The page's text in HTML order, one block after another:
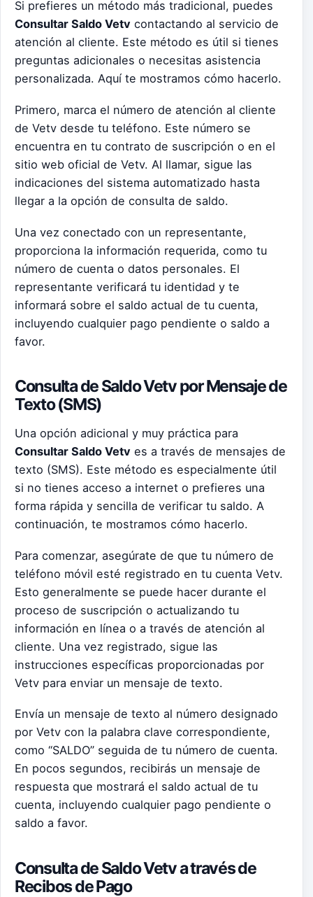
Si prefieres un método más tradicional, puedes
Consultar Saldo Vetv contactando al servicio de
atención al cliente. Este método es útil si tienes
preguntas adicionales o necesitas asistencia
personalizada. Aquí te mostramos cómo hacerlo.
Primero, marca el número de atención al cliente
de Vetv desde tu teléfono. Este número se
encuentra en tu contrato de suscripción o en el
sitio web oficial de Vetv. Al llamar, sigue las
indicaciones del sistema automatizado hasta
llegar a la opción de consulta de saldo.
Una vez conectado con un representante,
proporciona la información requerida, como tu
número de cuenta o datos personales. El
representante verificará tu identidad y te
informará sobre el saldo actual de tu cuenta,
incluyendo cualquier pago pendiente o saldo a
favor.
Consulta de Saldo Vetv por Mensaje de
Texto (SMS)
Una opción adicional y muy práctica para
Consultar Saldo Vetv es a través de mensajes de
texto (SMS). Este método es especialmente útil
si no tienes acceso a internet o prefieres una
forma rápida y sencilla de verificar tu saldo. A
continuación, te mostramos cómo hacerlo.
Para comenzar, asegúrate de que tu número de
teléfono móvil esté registrado en tu cuenta Vetv.
Esto generalmente se puede hacer durante el
proceso de suscripción o actualizando tu
información en línea o a través de atención al
cliente. Una vez registrado, sigue las
instrucciones específicas proporcionadas por
Vetv para enviar un mensaje de texto.
Envía un mensaje de texto al número designado
por Vetv con la palabra clave correspondiente,
como “SALDO” seguida de tu número de cuenta.
En pocos segundos, recibirás un mensaje de
respuesta que mostrará el saldo actual de tu
cuenta, incluyendo cualquier pago pendiente o
saldo a favor.
Consulta de Saldo Vetv a través de
Recibos de Pago